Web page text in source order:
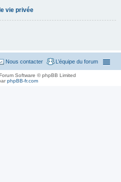
vie privée
L’équipe du forum
Nous contacter
Software © phpBB Limited
phpBB-fr.com